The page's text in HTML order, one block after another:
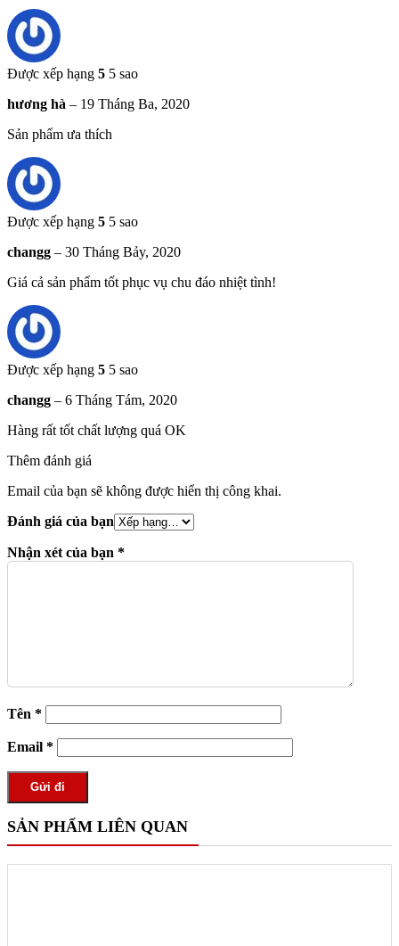
Được xếp hạng 5 5 sao
hương hà – 19 Tháng Ba, 2020
Sản phẩm ưa thích
Được xếp hạng 5 5 sao
changg – 30 Tháng Bảy, 2020
Giá cả sản phẩm tốt phục vụ chu đáo nhiệt tình!
Được xếp hạng 5 5 sao
changg – 6 Tháng Tám, 2020
Hàng rất tốt chất lượng quá OK
Thêm đánh giá
Email của bạn sẽ không được hiển thị công khai.
Đánh giá của bạn
Nhận xét của bạn *
Tên *
Email *
SẢN PHẨM LIÊN QUAN